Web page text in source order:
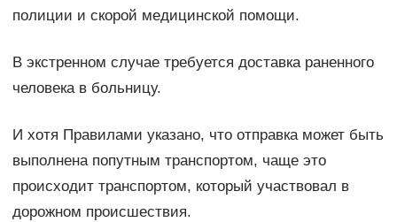
полиции и скорой медицинской помощи.
В экстренном случае требуется доставка раненного
человека в больницу.
И хотя Правилами указано, что отправка может быть
выполнена попутным транспортом, чаще это
происходит транспортом, который участвовал в
дорожном происшествия.